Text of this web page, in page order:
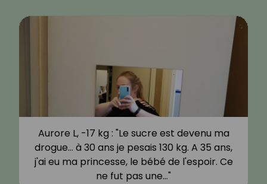
Aurore L, -17 kg : "Le sucre est devenu ma
drogue… à 30 ans je pesais 130 kg. A 35 ans,
j'ai eu ma princesse, le bébé de l'espoir. Ce
ne fut pas une…"